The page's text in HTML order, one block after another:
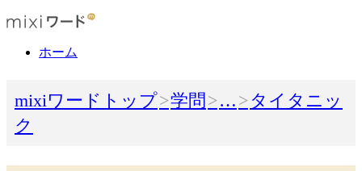
ホーム
mixiワードトップ 学問 …
タイタニッ
ク